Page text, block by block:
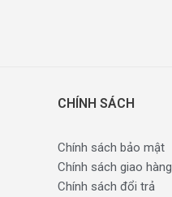
CHÍNH SÁCH
Chính sách bảo mật
Chính sách giao hàng
Chính sách đổi trả